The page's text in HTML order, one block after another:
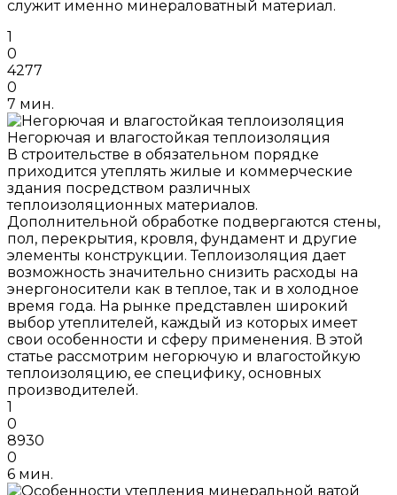
служит именно минераловатный материал.
1
0
4277
0
7 мин.
Негорючая и влагостойкая теплоизоляция
В строительстве в обязательном порядке
приходится утеплять жилые и коммерческие
здания посредством различных
теплоизоляционных материалов.
Дополнительной обработке подвергаются стены,
пол, перекрытия, кровля, фундамент и другие
элементы конструкции. Теплоизоляция дает
возможность значительно снизить расходы на
энергоносители как в теплое, так и в холодное
время года. На рынке представлен широкий
выбор утеплителей, каждый из которых имеет
свои особенности и сферу применения. В этой
статье рассмотрим негорючую и влагостойкую
теплоизоляцию, ее специфику, основных
производителей.
1
0
8930
0
6 мин.